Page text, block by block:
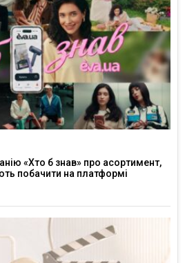
«Хто б знав» про асортимент,
побачити на платформі